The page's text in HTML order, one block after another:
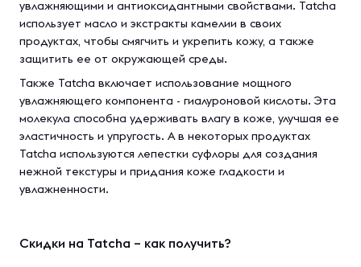
увлажняющими и антиоксидантными свойствами. Tatcha
использует масло и экстракты камелии в своих
продуктах, чтобы смягчить и укрепить кожу, а также
защитить ее от окружающей среды.
Также Tatcha включает использование мощного
увлажняющего компонента - гиалуроновой кислоты. Эта
молекула способна удерживать влагу в коже, улучшая ее
эластичность и упругость. А в некоторых продуктах
Tatcha используются лепестки суфлоры для создания
нежной текстуры и придания коже гладкости и
увлажненности.
Скидки на Tatcha – как получить?